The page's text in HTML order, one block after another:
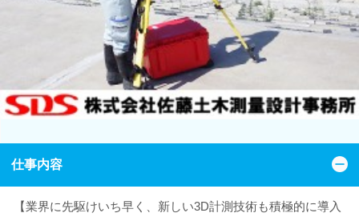
仕事内容
【業界に先駆けいち早く、新しい3D計測技術も積極的に導入